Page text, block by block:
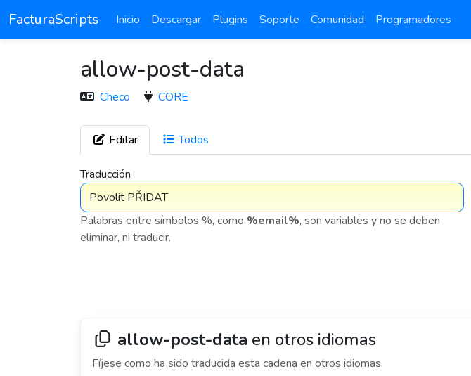
FacturaScripts Inicio Descargar Plugins Soporte Comunidad Programadores
allow-post-data
Checo CORE
Editar Todos
Traducción
Palabras entre símbolos %, como %email%, son variables y no se deben
eliminar, ni traducir.
allow-post-data en otros idiomas
Fíjese como ha sido traducida esta cadena en otros idiomas.